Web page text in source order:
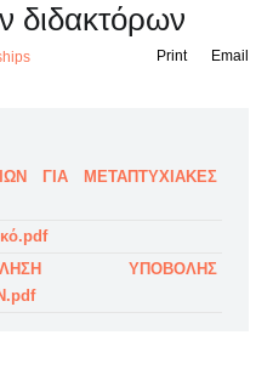
διδακτόρων
Email
Print
ΓΙΑ ΜΕΤΑΠΤΥΧΙΑΚΕΣ
ΥΠΟΒΟΛΗΣ